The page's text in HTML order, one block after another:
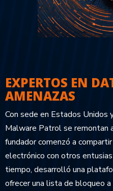
EXPERTOS EN
AMENAZAS
Con sede en Estados Unidos
Malware Patrol se remontan
fundador comenzó a
electrónico con otros
tiempo, desarrolló una
ofrecer una lista de bloqueo